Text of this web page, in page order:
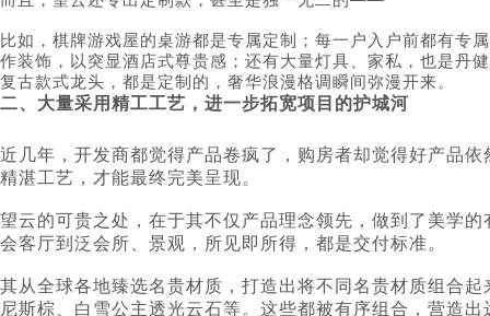
比如，棋牌游戏屋的桌游都是专属定制；每一户入户前都有专
作装饰，以突显酒店式尊贵感；还有大量灯具、家私，也是丹
复古款式龙头，都是定制的，奢华浪漫格调瞬间弥漫开来。
二、大量采用精工工艺，进一步拓宽项目的护城河
近几年，开发商都觉得产品卷疯了，购房者却觉得好产品
精湛工艺，才能最终完美呈现。
望云的可贵之处，在于其不仅产品理念领先，做到了美学
会客厅到泛会所、景观，所见即所得，都是交付标准。
其从全球各地臻选名贵材质，打造出将不同名贵材质组合
尼斯棕、白雪公主透光云石等。这些都被有序组合，营造